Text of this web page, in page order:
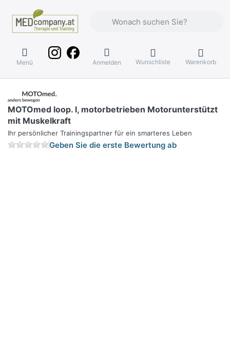
Menü Anmelden Wunschliste Warenkorb
MOTOmed loop. l, motorbetrieben Motorunterstützt
mit Muskelkraft
Ihr persönlicher Trainingspartner für ein smarteres Leben
Geben Sie die erste Bewertung ab